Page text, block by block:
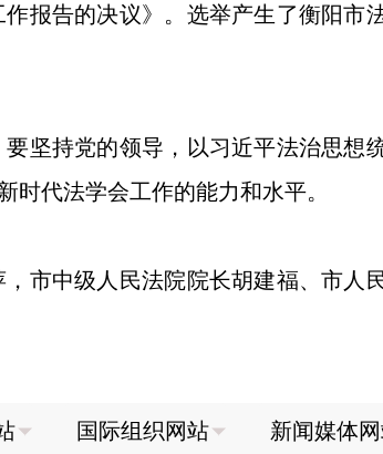
告的决议》。选举产生了衡阳市
持党的领导，以习近平法治思想
代法学会工作的能力和水平。
中级人民法院院长胡建福、市人